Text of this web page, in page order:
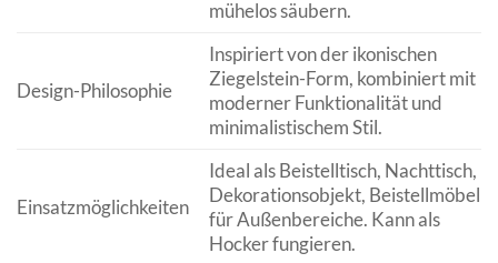
mühelos säubern.
Design-Philosophie
Inspiriert von der ikonischen
Ziegelstein-Form, kombiniert mit
moderner Funktionalität und
minimalistischem Stil.
Einsatzmöglichkeiten
Ideal als Beistelltisch, Nachttisch,
Dekorationsobjekt, Beistellmöbel
für Außenbereiche. Kann als
Hocker fungieren.